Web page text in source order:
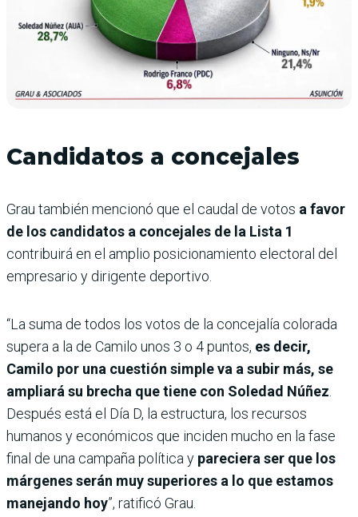
Candidatos a concejales
Grau también mencionó que el caudal de votos a favor
de los candidatos a concejales de la Lista 1
contribuirá en el amplio posicionamiento electoral del
empresario y dirigente deportivo.
“La suma de todos los votos de la concejalía colorada
supera a la de Camilo unos 3 o 4 puntos, es decir,
Camilo por una cuestión simple va a subir más, se
ampliará su brecha que tiene con Soledad Núñez
Después está el Día D, la estructura, los recursos
humanos y económicos que inciden mucho en la fase
final de una campaña política y pareciera ser que los
márgenes serán muy superiores a lo que estamos
manejando hoy”, ratificó Grau.